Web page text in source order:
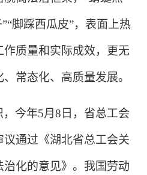
脚踩西瓜皮”，表面上热
质量和实际成效，更无
常态化、高质量发展。
，今年5月8日，省总工会
通过《湖北省总工会关
化的意见》。我国劳动